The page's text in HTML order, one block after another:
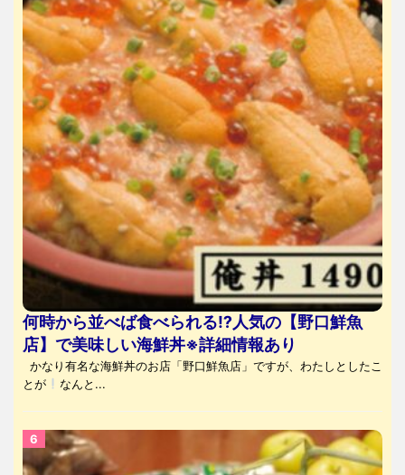
何時から並べば食べられる⁉人気の【野口鮮魚
店】で美味しい海鮮丼※詳細情報あり
かなり有名な海鮮丼のお店「野口鮮魚店」ですが、わたしとしたこ
とが
なんと...